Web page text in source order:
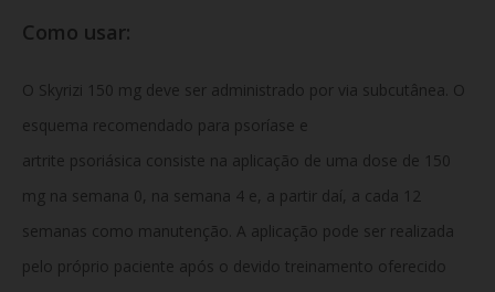
Como usar:
O Skyrizi 150 mg deve ser administrado por via subcutânea. O
esquema recomendado para psoríase e
artrite psoriásica consiste na aplicação de uma dose de 150
mg na semana 0, na semana 4 e, a partir daí, a cada 12
semanas como manutenção. A aplicação pode ser realizada
pelo próprio paciente após o devido treinamento oferecido